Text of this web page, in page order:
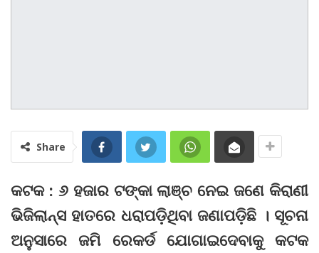
Share
କଟକ : ୬ ହଜାର ଟଙ୍କା ଲାଞ୍ଚ ନେଇ ଜଣେ କିରାଣୀ
ଭିଜିଲାନ୍ସ ହାତରେ ଧରାପଡ଼ିଥିବା ଜଣାପଡ଼ିଛି । ସୂଚନା
ଅନୁସାରେ ଜମି ରେକର୍ଡ ଯୋଗାଇଦେବାକୁ କଟକ